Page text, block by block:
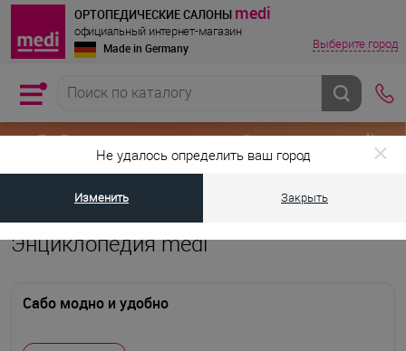
Не удалось определить ваш город
Изменить Закрыть
ОРТОПЕДИЧЕСКИЕ САЛОНЫ medi
официальный интернет-магазин
Made in Germany Выберите город
Главная страница •
Энциклопедия medi
Сабо модно и удобно